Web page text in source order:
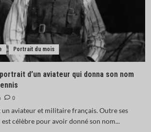
Portrait du mois
d’un aviateur qui donna son nom
0
un aviateur et militaire français. Outre ses
célèbre pour avoir donné son nom...